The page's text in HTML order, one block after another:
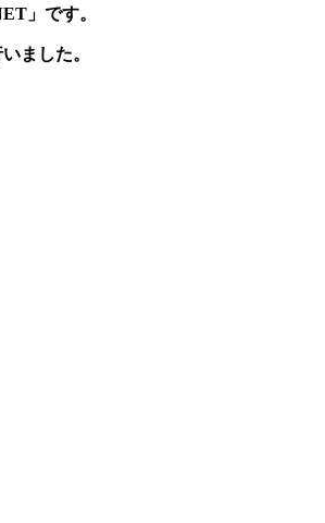
」です。
ました。